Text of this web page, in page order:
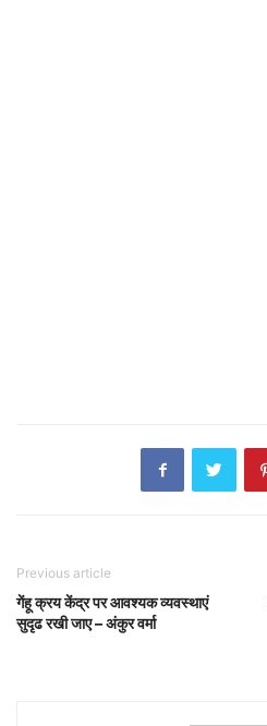
Previous article
गेंहू क्रय केंद्र पर आवश्यक व्यवस्थाएं
सुदृढ रखी जाए – अंकुर वर्मा